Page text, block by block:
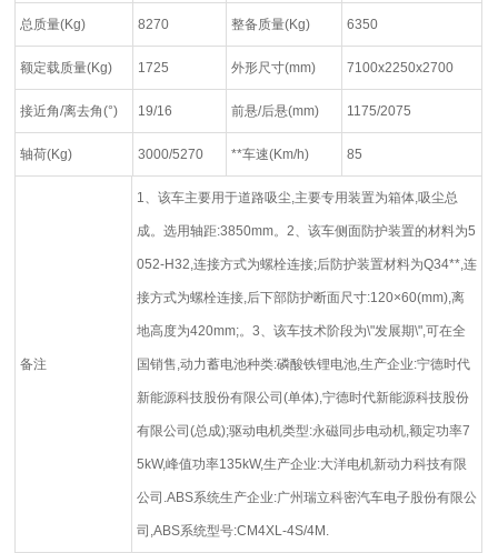
总质量(Kg) 8270 整备质量(Kg) 6350
额定载质量(Kg) 1725 外形尺寸(mm) 7100x2250x2700
接近角/离去角(°) 19/16 前悬/后悬(mm) 1175/2075
轴荷(Kg) 3000/5270 **车速(Km/h) 85
备注
1、该车主要用于道路吸尘,主要专用装置为箱体,吸尘总
成。选用轴距:3850mm。2、该车侧面防护装置的材料为5
052-H32,连接方式为螺栓连接;后防护装置材料为Q34**,连
接方式为螺栓连接,后下部防护断面尺寸:120×60(mm),离
地高度为420mm;。3、该车技术阶段为\"发展期\",可在全
国销售,动力蓄电池种类:磷酸铁锂电池,生产企业:宁德时代
新能源科技股份有限公司(单体),宁德时代新能源科技股份
有限公司(总成);驱动电机类型:永磁同步电动机,额定功率7
5kW,峰值功率135kW,生产企业:大洋电机新动力科技有限
公司.ABS系统生产企业:广州瑞立科密汽车电子股份有限公
司,ABS系统型号:CM4XL-4S/4M.